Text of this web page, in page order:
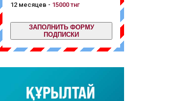
12 месяцев - 15000 тнг
ЗАПОЛНИТЬ ФОРМУ
ПОДПИСКИ